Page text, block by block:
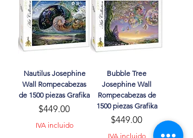
Nautilus Josephine
Wall Rompecabezas
de 1500 piezas Grafika
Precio
$449.00
IVA incluido
Bubble Tree
Josephine Wall
Rompecabezas de
1500 piezas Grafika
Precio
$449.00
IVA incluido